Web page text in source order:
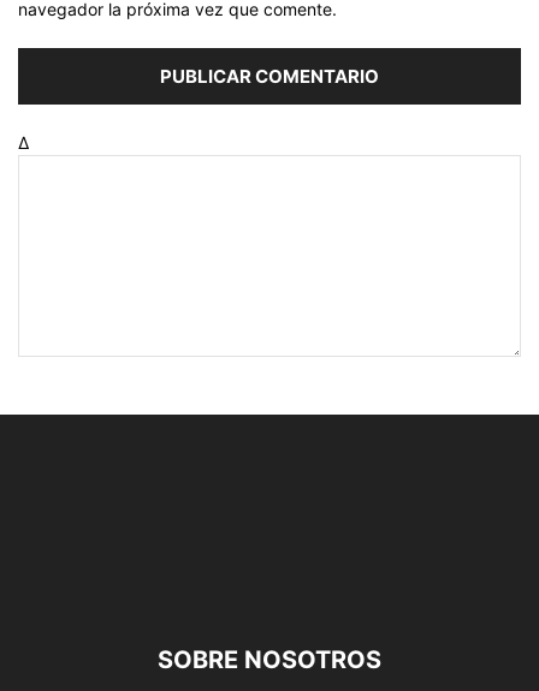
navegador la próxima vez que comente.
Δ
SOBRE NOSOTROS